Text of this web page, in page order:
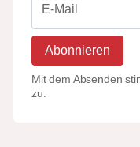
Abonnieren
Mit dem Absenden
zu.